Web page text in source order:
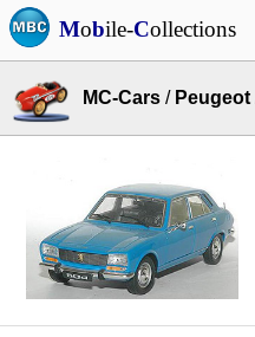
Mobile-Collections
MC-Cars / Peugeot